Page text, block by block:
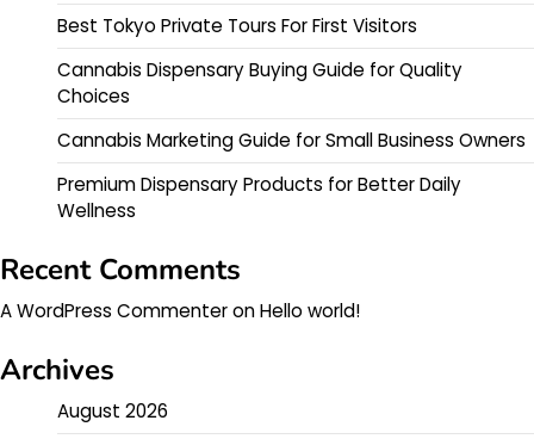
Best Tokyo Private Tours For First Visitors
Cannabis Dispensary Buying Guide for Quality
Choices
Cannabis Marketing Guide for Small Business Owners
Premium Dispensary Products for Better Daily
Wellness
Recent Comments
A WordPress CommenteronHello world!
Archives
August 2026